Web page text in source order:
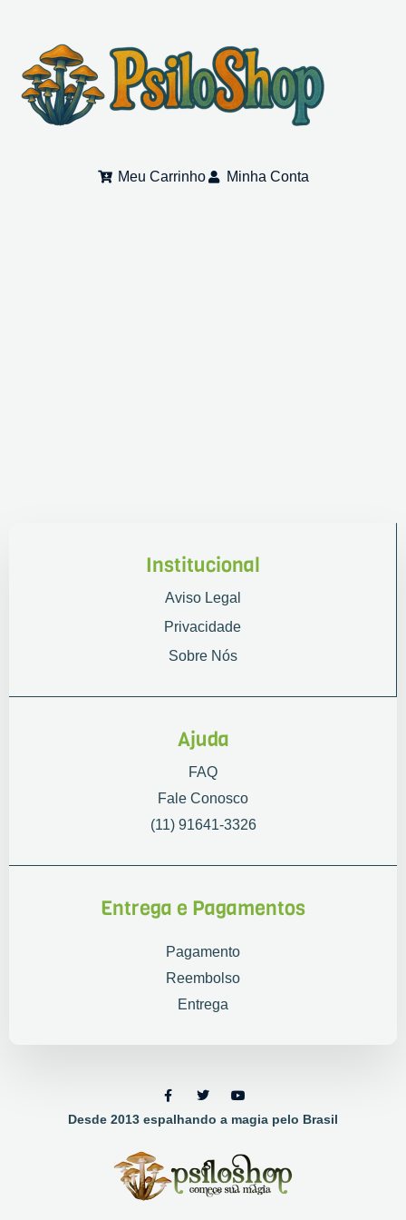
Meu Carrinho Minha Conta
Institucional
Aviso Legal
Privacidade
Sobre Nós
Ajuda
FAQ
Fale Conosco
(11) 91641-3326
Entrega e Pagamentos
Pagamento
Reembolso
Entrega
Desde 2013 espalhando a magia pelo Brasil